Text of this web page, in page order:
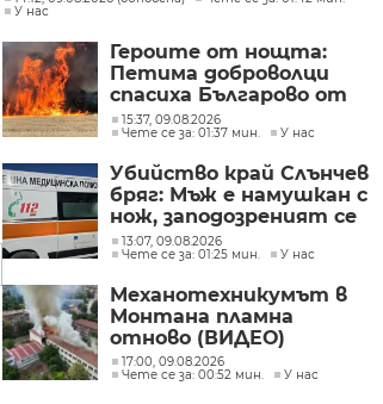
У нас
Героите от нощта:
Петима доброволци
спасиха Българово от
огнен капан
15:37, 09.08.2026
Чете се за: 01:37 мин.
У нас
Убийство край Слънчев
бряг: Мъж е намушкан с
нож, заподозреният се
опитал да избяга
13:07, 09.08.2026
Чете се за: 01:25 мин.
У нас
Механотехникумът в
Монтана пламна
отново (ВИДЕО)
17:00, 09.08.2026
Чете се за: 00:52 мин.
У нас